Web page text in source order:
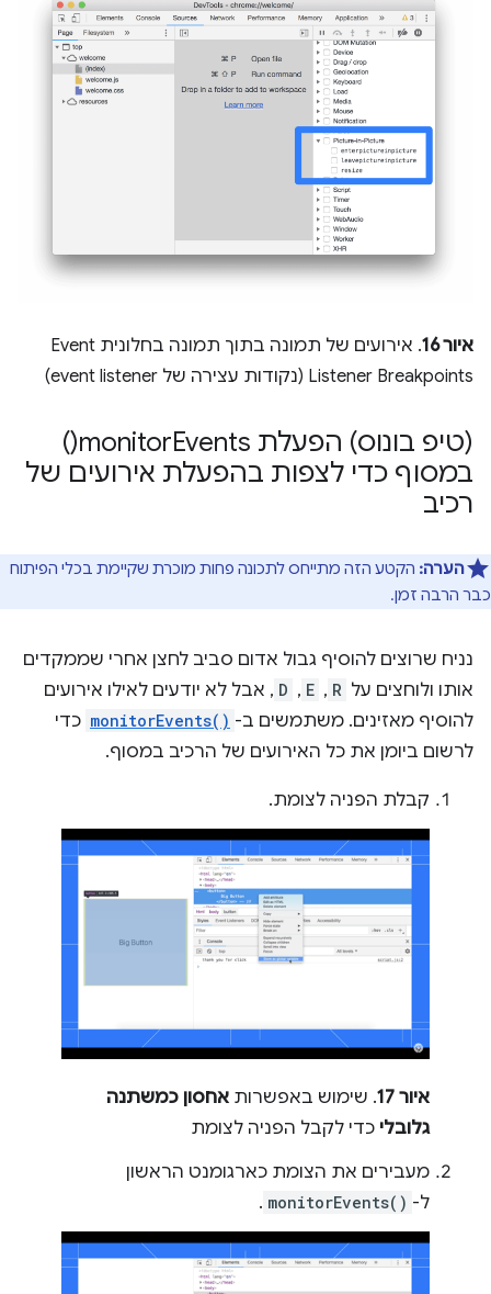
איור 16
. אירועים של תמונה בתוך תמונה בחלונית Event
Listener Breakpoints (נקודות עצירה של event listener)
(טיפ בונוס) הפעלת monitorEvents(
)
במסוף כדי לצפות בהפעלת אירועים של
רכיב
הערה: הקטע הזה מתייחס לתכונה פחות מוכרת שקיימת בכלי הפיתוח
כבר הרבה זמן.
נניח שרוצים להוסיף גבול אדום סביב לחצן אחרי שממקדים
אותו ולוחצים על R
,
E
,
D , אבל לא יודעים לאילו אירועים
להוסיף מאזינים. משתמשים ב- monitorEvents() כדי
לרשום ביומן את כל האירועים של הרכיב במסוף.
קבלת הפניה לצומת.
איור 17 . שימוש באפשרות אחסון כמשתנה
גלובלי כדי לקבל הפניה לצומת
מעבירים את הצומת כארגומנט הראשון
ל- monitorEvents()
.